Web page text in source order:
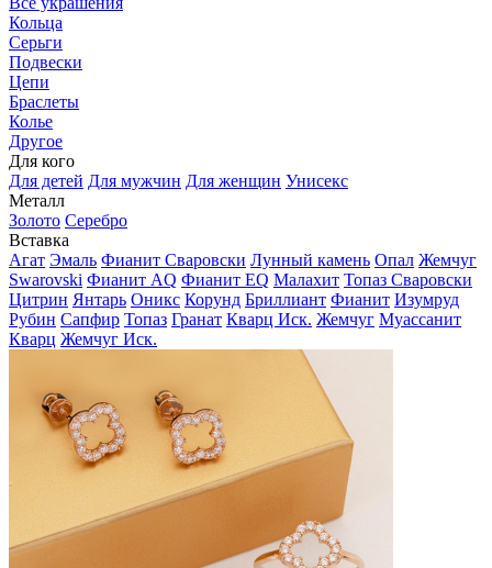
Кольца
Серьги
Подвески
Цепи
Браслеты
Колье
Другое
Для кого
Для детей Для мужчин Для женщин Унисекс
Металл
Золото Серебро
Вставка
Агат Эмаль Фианит Сваровски Лунный камень Опал Жемчуг
Swarovski Фианит AQ Фианит EQ Малахит Топаз Сваровски
Цитрин Янтарь Оникс Корунд Бриллиант Фианит Изумруд
Рубин Сапфир Топаз Гранат Кварц Иск. Жемчуг Муассанит
Кварц Жемчуг Иск.